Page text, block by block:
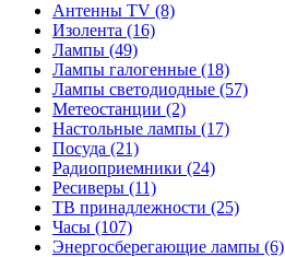
Антенны TV (8)
Изолента (16)
Лампы (49)
Лампы галогенные (18)
Лампы светодиодные (57)
Метеостанции (2)
Настольные лампы (17)
Посуда (21)
Радиоприемники (24)
Ресиверы (11)
ТВ принадлежности (25)
Часы (107)
Энергосберегающие лампы (6)